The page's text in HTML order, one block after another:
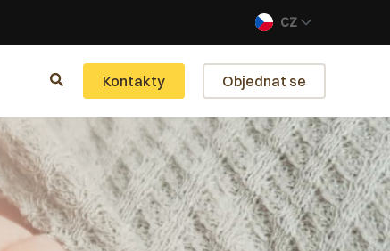
CZ
Kontakty Objednat se